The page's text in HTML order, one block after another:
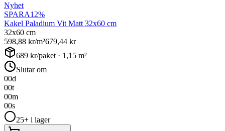
Nyhet
SPARA12%
Kakel Paladium Vit Matt 32x60 cm
32x60 cm
598,88 kr/m²679,44 kr
689 kr/paket · 1,15 m²
Slutar om
00d
00t
00m
00s
25+ i lager